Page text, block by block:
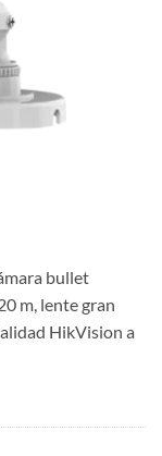
bullet
m, lente gran
HikVision a